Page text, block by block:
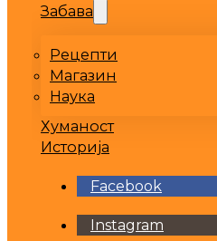
Забава
Рецепти
Магазин
Наука
Хуманост
Историја
Facebook
Instagram